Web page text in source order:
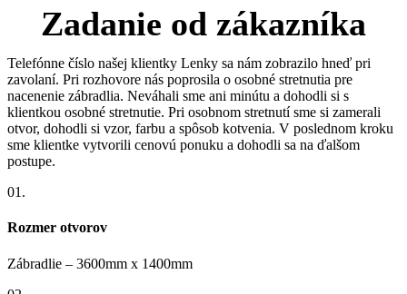
Zadanie od zákazníka
Telefónne číslo našej klientky Lenky sa nám zobrazilo hneď pri
zavolaní. Pri rozhovore nás poprosila o osobné stretnutia pre
nacenenie zábradlia. Neváhali sme ani minútu a dohodli si s
klientkou osobné stretnutie. Pri osobnom stretnutí sme si zamerali
otvor, dohodli si vzor, farbu a spôsob kotvenia. V poslednom kroku
sme klientke vytvorili cenovú ponuku a dohodli sa na ďalšom
postupe.
01.
Rozmer otvorov
Zábradlie – 3600mm x 1400mm